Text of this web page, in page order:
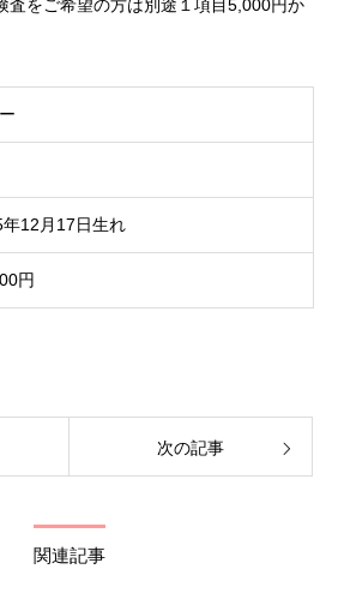
査をご希望の方は別途１項目5,000円か
年12月17日生れ
円
次の記事
関連記事